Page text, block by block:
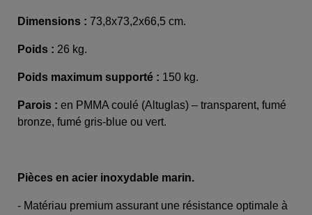
Dimensions : 73,8x73,2x66,5 cm.
Poids : 26 kg.
Poids maximum supporté : 150 kg.
Parois : en PMMA coulé (Altuglas) – transparent, fumé
bronze, fumé gris-blue ou vert.
Pièces en acier inoxydable marin.
- Matériau premium assurant une résistance optimale à